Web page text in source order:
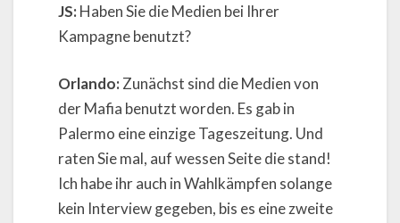
JS:Haben Sie die Medien bei Ihrer
Kampagne benutzt?
Orlando:Zunächst sind die Medien von
der Mafia benutzt worden. Es gab in
Palermo eine einzige Tageszeitung. Und
raten Sie mal, auf wessen Seite die stand!
Ich habe ihr auch in Wahlkämpfen solange
kein Interview gegeben, bis es eine zweite